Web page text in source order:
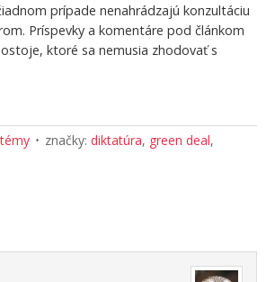
prípade nenahrádzajú konzultáciu
Príspevky a komentáre pod článkom
ktoré sa nemusia zhodovať s
značky: diktatúra, green deal,